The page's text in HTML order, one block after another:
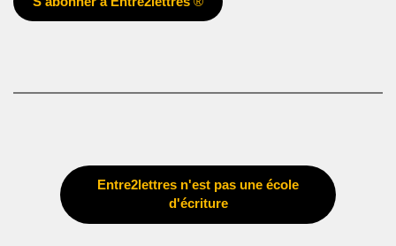
Entre2lettres n'est pas une école
d'écriture